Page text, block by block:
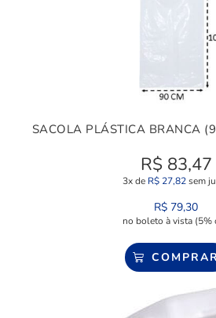
SACOLA PLÁSTICA BRANCA
R$ 83,47
3x de R$ 27,82sem
R$ 79,30
no boleto à vista (5%
COMPRAR